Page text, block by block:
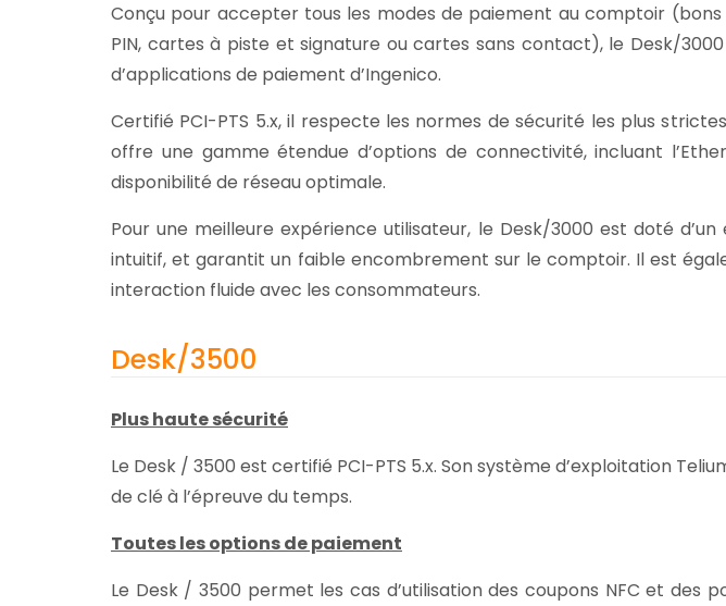
Conçu pour accepter tous les modes de paiement au comptoir
PIN, cartes à piste et signature ou cartes sans contact), le Desk/
d’applications de paiement d’Ingenico.
Certifié PCI-PTS 5.x, il respecte les normes de sécurité les plus
offre une gamme étendue d’options de connectivité, incluant
disponibilité de réseau optimale.
Pour une meilleure expérience utilisateur, le Desk/3000 est doté
intuitif, et garantit un faible encombrement sur le comptoir. Il est
interaction fluide avec les consommateurs.
Desk/3500
Plus haute sécurité
Le Desk / 3500 est certifié PCI-PTS 5.x. Son système d’exploitation
de clé à l’épreuve du temps.
Toutes les options de paiement
Le Desk / 3500 permet les cas d’utilisation des coupons NFC et des